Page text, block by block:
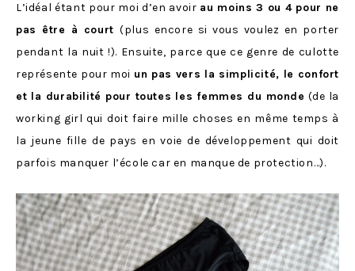
L’idéal étant pour moi d’en avoir au moins 3 ou 4 pour ne
pas être à court(plus encore si vous voulez en porter
pendant la nuit !). Ensuite, parce que ce genre de culotte
représente pour moi un pas vers la simplicité, le confort
et la durabilité pour toutes les femmes du monde (de la
working girl qui doit faire mille choses en même temps à
la jeune fille de pays en voie de développement qui doit
parfois manquer l’école car en manque de protection…).